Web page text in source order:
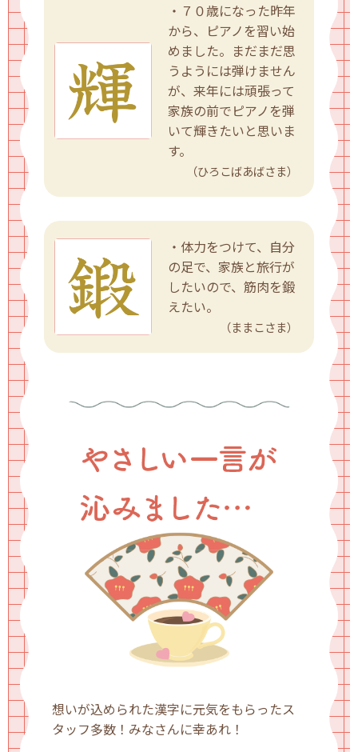
・７０歳になった昨年
から、ピアノを習い始
めました。まだまだ思
うようには弾けません
が、来年には頑張って
家族の前でピアノを弾
いて輝きたいと思いま
す。
（ひろこばあばさま）
・体力をつけて、自分
の足で、家族と旅行が
したいので、筋肉を鍛
えたい。
（ままこさま）
想いが込められた漢字に元気をもらったス
タッフ多数！みなさんに幸あれ！